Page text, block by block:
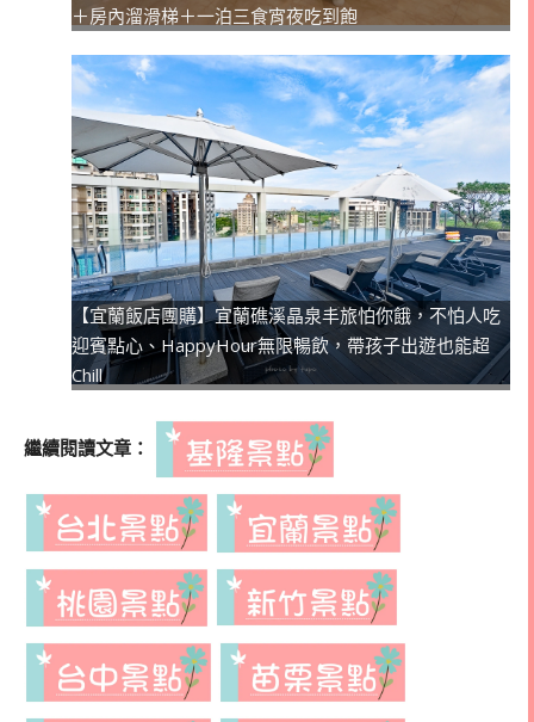
＋房內溜滑梯＋一泊三食宵夜吃到飽
【宜蘭飯店團購】宜蘭礁溪晶泉丰旅怕你餓，不怕人吃
迎賓點心、HappyHour無限暢飲，帶孩子出遊也能超
Chill
繼續閱讀文章：